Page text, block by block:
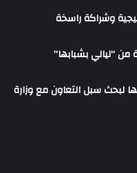
وشراكة راسخة
“ليالي بشبابها”
لبحث سبل التعاون مع وزارة